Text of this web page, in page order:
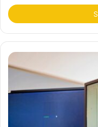
i
r
a
u
e
n
r